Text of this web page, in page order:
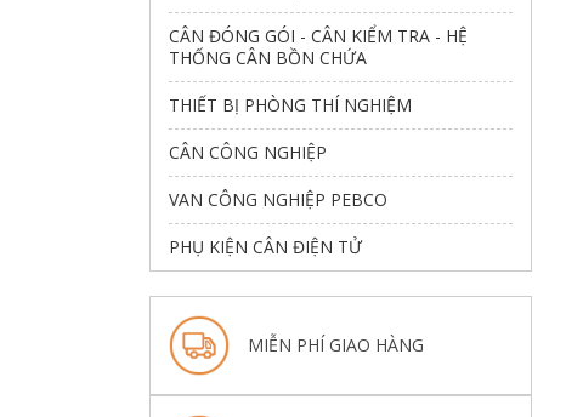
CÂN ĐÓNG GÓI - CÂN KIỂM TRA - HỆ
THỐNG CÂN BỒN CHỨA
THIẾT BỊ PHÒNG THÍ NGHIỆM
CÂN CÔNG NGHIỆP
VAN CÔNG NGHIỆP PEBCO
PHỤ KIỆN CÂN ĐIỆN TỬ
MIỄN PHÍ GIAO HÀNG